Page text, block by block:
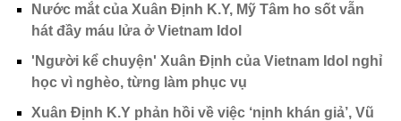
Nước mắt của Xuân Định K.Y, Mỹ Tâm ho sốt vẫn
hát đầy máu lửa ở Vietnam Idol
'Người kể chuyện' Xuân Định của Vietnam Idol nghỉ
học vì nghèo, từng làm phục vụ
Xuân Định K.Y phản hồi về việc ‘nịnh khán giả’, Vũ